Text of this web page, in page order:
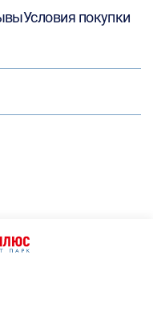
Условия покупки